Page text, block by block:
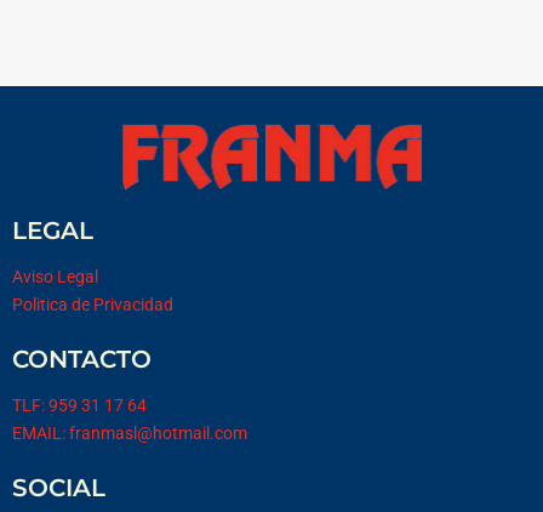
LEGAL
Aviso Legal
Politica de Privacidad
CONTACTO
TLF: 959 31 17 64
EMAIL: franmasl@hotmail.com
SOCIAL